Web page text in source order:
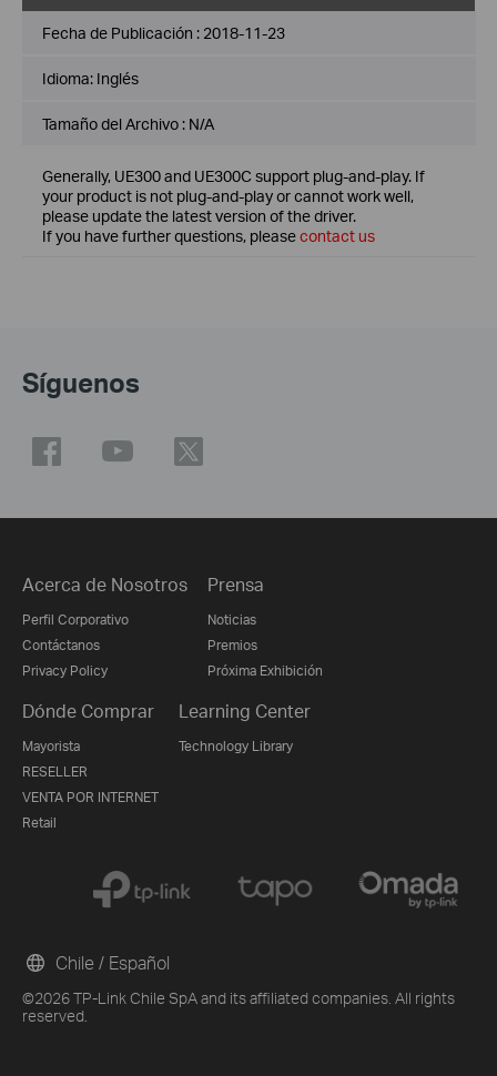
Fecha de Publicación : 2018-11-23
Idioma: Inglés
Tamaño del Archivo : N/A
Generally, UE300 and UE300C support plug-and-play. If
your product is not plug-and-play or cannot work well,
please update the latest version of the driver.
If you have further questions, pleasecontact us
Síguenos
Acerca de Nosotros
Perfil Corporativo
Contáctanos
Privacy Policy
Prensa
Noticias
Premios
Próxima Exhibición
Dónde Comprar
Mayorista
RESELLER
VENTA POR INTERNET
Retail
Learning Center
Technology Library
©2026 TP-Link Chile SpA and its affiliated companies. All rights
reserved.
Chile / Español